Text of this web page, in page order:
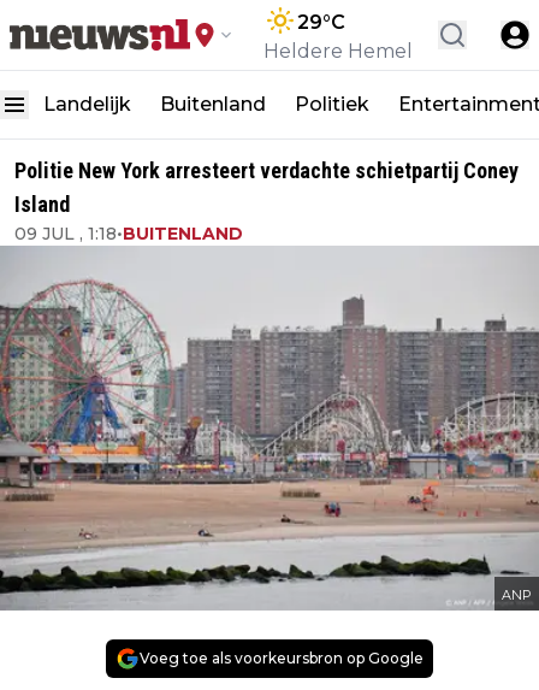
29°C
Heldere Hemel
Landelijk Buitenland Politiek
Politie New York arresteert verdachte schietpartij Coney
Island
09 JUL , 1:18•BUITENLAND
ANP
Voeg toe als voorkeursbron op Google